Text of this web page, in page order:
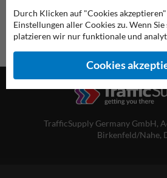
TrafficSupply Germany GmbH,
Birkenfeld/Nahe,
Durch Klicken auf "Cookies
Einstellungen aller Cookies zu. Wenn
platzieren wir nur funktionale und
Cookies